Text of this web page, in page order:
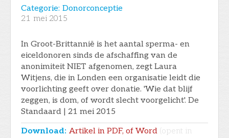
Categorie: Donorconceptie
21 mei 2015
In Groot-Brittannië is het aantal sperma- en
eiceldonoren sinds de afschaffing van de
anonimiteit NIET afgenomen, zegt Laura
Witjens, die in Londen een organisatie leidt die
voorlichting geeft over donatie. 'Wie dat blijf
zeggen, is dom, of wordt slecht voorgelicht'. De
Standaard | 21 mei 2015
Download: Artikel in PDF, of Word (opent in